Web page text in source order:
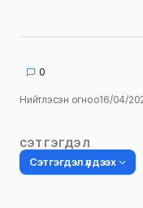
0
Нийтлэсэн огноо16/04/
СЭТГЭГДЭЛ
Сэтгэгдэл үлдээх